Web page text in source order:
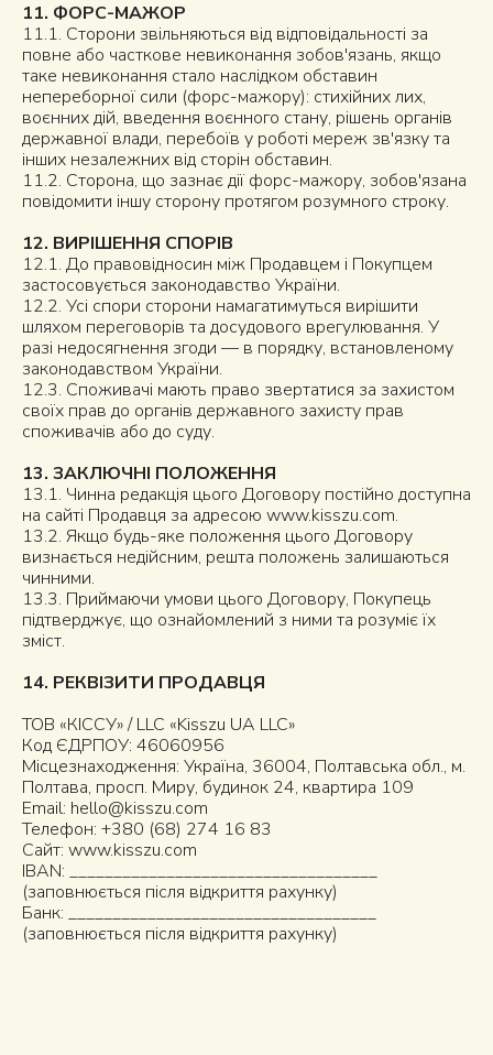
11. ФОРС-МАЖОР
11.1. Сторони звільняються від відповідальності за
повне або часткове невиконання зобов'язань, якщо
таке невиконання стало наслідком обставин
непереборної сили (форс-мажору): стихійних лих,
воєнних дій, введення воєнного стану, рішень органів
державної влади, перебоїв у роботі мереж зв'язку та
інших незалежних від сторін обставин.
11.2. Сторона, що зазнає дії форс-мажору, зобов'язана
повідомити іншу сторону протягом розумного строку.
12. ВИРІШЕННЯ СПОРІВ
12.1. До правовідносин між Продавцем і Покупцем
застосовується законодавство України.
12.2. Усі спори сторони намагатимуться вирішити
шляхом переговорів та досудового врегулювання. У
разі недосягнення згоди — в порядку, встановленому
законодавством України.
12.3. Споживачі мають право звертатися за захистом
своїх прав до органів державного захисту прав
споживачів або до суду.
13. ЗАКЛЮЧНІ ПОЛОЖЕННЯ
13.1. Чинна редакція цього Договору постійно доступна
на сайті Продавця за адресою www.kisszu.com.
13.2. Якщо будь-яке положення цього Договору
визнається недійсним, решта положень залишаються
чинними.
13.3. Приймаючи умови цього Договору, Покупець
підтверджує, що ознайомлений з ними та розуміє їх
зміст.
14. РЕКВІЗИТИ ПРОДАВЦЯ
ТОВ «КІССУ» / LLC «Kisszu UA LLC»
Код ЄДРПОУ: 46060956
Місцезнаходження: Україна, 36004, Полтавська обл., м.
Полтава, просп. Миру, будинок 24, квартира 109
Email: hello@kisszu.com
Телефон: +380 (68) 274 16 83
Сайт: www.kisszu.com
IBAN: ___________________________________
(заповнюється після відкриття рахунку)
Банк: ___________________________________
(заповнюється після відкриття рахунку)